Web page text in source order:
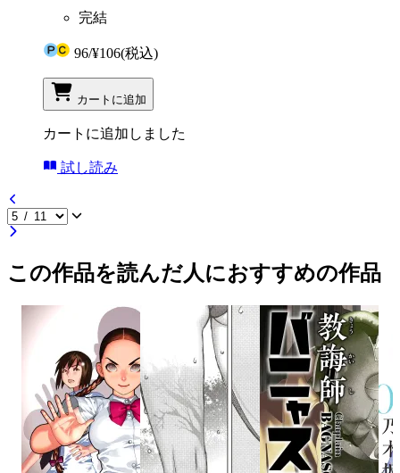
完結
96/¥106(税込)
カートに追加
カートに追加しました
試し読み
この作品を読んだ人におすすめの作品